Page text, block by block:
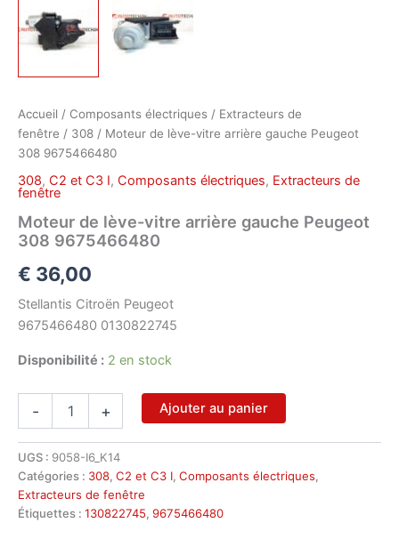
Accueil / Composants électriques / Extracteurs de
fenêtre / 308 / Moteur de lève-vitre arrière gauche Peugeot
308 9675466480
308, C2 et C3 I, Composants électriques, Extracteurs de
fenêtre
Moteur de lève-vitre arrière gauche Peugeot
308 9675466480
€ 36,00
Stellantis Citroën Peugeot
9675466480 0130822745
Disponibilité : 2 en stock
-
de
lève-
vitre
arrière
gauche
+ Ajouter au panier
UGS : 9058-I6_K14
Catégories : 308, C2 et C3 I, Composants électriques,
Extracteurs de fenêtre
Étiquettes : 130822745, 9675466480